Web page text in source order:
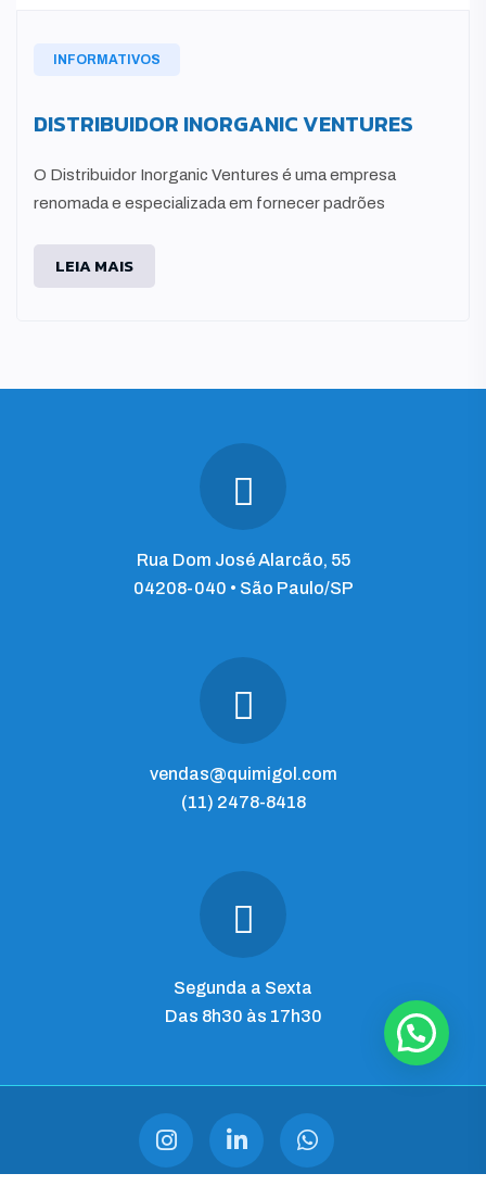
INFORMATIVOS
DISTRIBUIDOR INORGANIC VENTURES
O Distribuidor Inorganic Ventures é uma empresa
renomada e especializada em fornecer padrões
LEIA MAIS
Rua Dom José Alarcão, 55
04208-040 • São Paulo/SP
vendas@quimigol.com
(11) 2478-8418
Segunda a Sexta
Das 8h30 às 17h30